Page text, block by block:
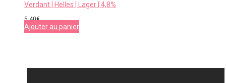
Verdant | Helles | Lager | 4,8%
5,40€
Ajouter au panier